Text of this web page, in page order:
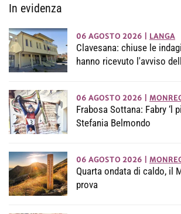
In evidenza
06 AGOSTO 2026 LANGA
Clavesana: chiuse le
hanno ricevuto l'avviso
06 AGOSTO 2026
Frabosa Sottana: Fabry ‘l
Stefania Belmondo
06 AGOSTO 2026
Quarta ondata di caldo, il
prova